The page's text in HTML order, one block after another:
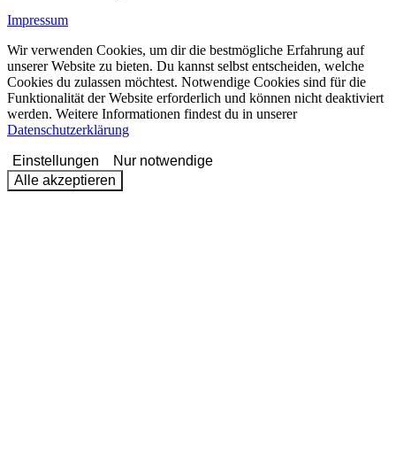
Impressum
Wir verwenden Cookies, um dir die bestmögliche Erfahrung auf
unserer Website zu bieten. Du kannst selbst entscheiden, welche
Cookies du zulassen möchtest. Notwendige Cookies sind für die
Funktionalität der Website erforderlich und können nicht deaktiviert
werden. Weitere Informationen findest du in unserer
Datenschutzerklärung
Einstellungen
Nur notwendige
Alle akzeptieren